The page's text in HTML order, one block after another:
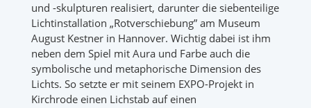
und -skulpturen realisiert, darunter die siebenteilige
Lichtinstallation „Rotverschiebung” am Museum
August Kestner in Hannover. Wichtig dabei ist ihm
neben dem Spiel mit Aura und Farbe auch die
symbolische und metaphorische Dimension des
Lichts. So setzte er mit seinem EXPO-Projekt in
Kirchrode einen Lichstab auf einen